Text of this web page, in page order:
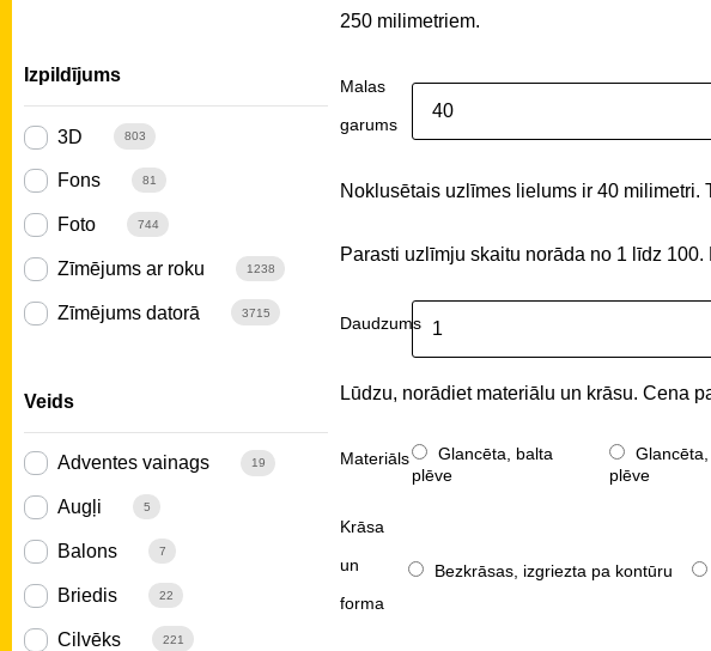
Izpildījums
3D 803
Fons 81
Foto 744
Zīmējums ar roku 1238
Zīmējums datorā 3715
Veids
Adventes vainags 19
Augļi 5
Balons 7
Briedis 22
Cilvēks 221
250 milimetriem.
Malas
garums
Noklusētais uzlīmes lielums ir 40 milimetri.
Parasti uzlīmju skaitu norāda no 1 līdz
Daudzums
Lūdzu, norādiet materiālu un krāsu. Cena
Materiāls
Glancēta, balta
plēve
plēve
Krāsa
un
forma
Bezkrāsas, izgriezta pa kontūru